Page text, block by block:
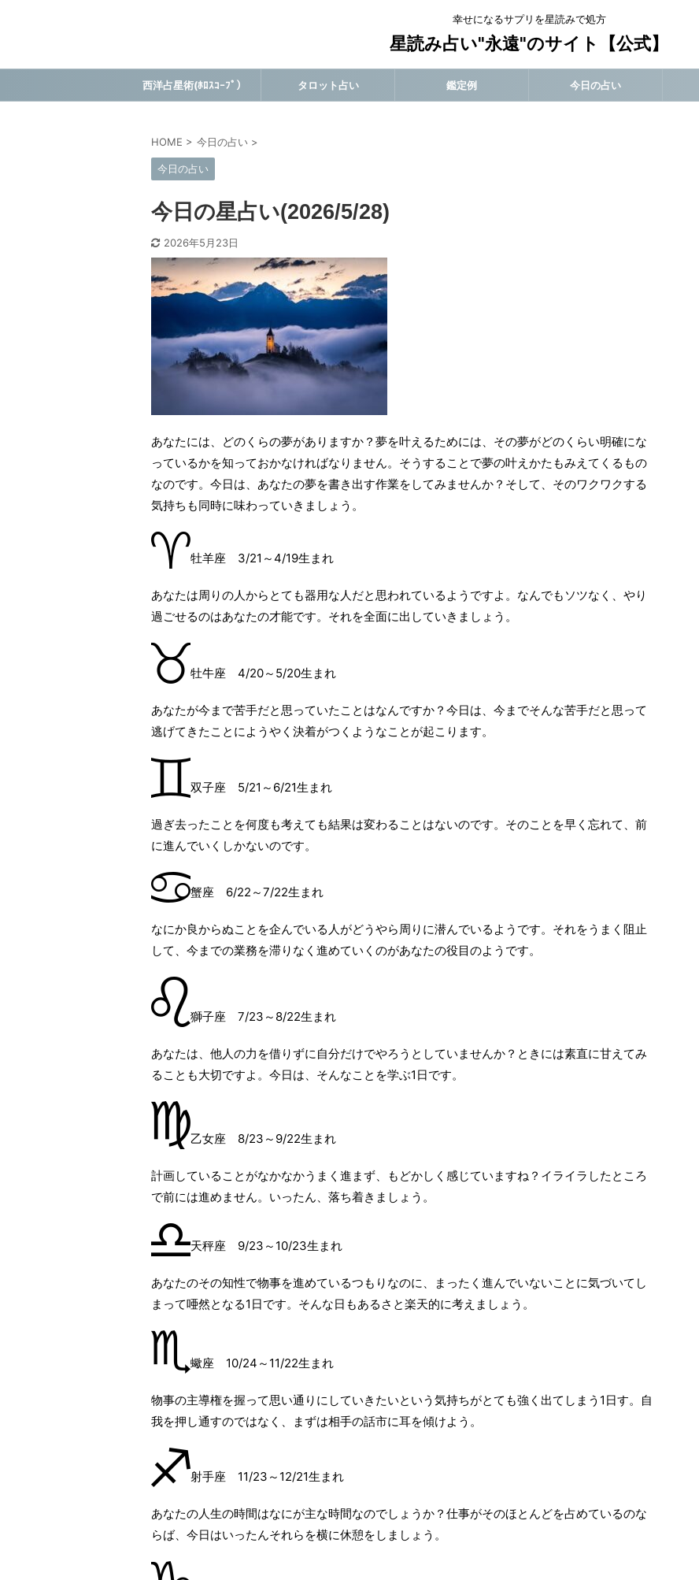
幸せになるサプリを星読みで処方
星読み占い"永遠"のサイト【公式】
西洋占星術(ﾎﾛｽｺｰﾌﾟ） タロット占い 鑑定例 今日の占い
HOME > 今日の占い >
今日の占い
今日の星占い(2026/5/28)
2026年5月23日
あなたには、どのくらの夢がありますか？夢を叶えるためには、その夢がどのくらい明確にな
っているかを知っておかなければなりません。そうすることで夢の叶えかたもみえてくるもの
なのです。今日は、あなたの夢を書き出す作業をしてみませんか？そして、そのワクワクする
気持ちも同時に味わっていきましょう。
牡羊座 3/21～4/19生まれ
あなたは周りの人からとても器用な人だと思われているようですよ。なんでもソツなく、やり
過ごせるのはあなたの才能です。それを全面に出していきましょう。
牡牛座 4/20～5/20生まれ
あなたが今まで苦手だと思っていたことはなんですか？今日は、今までそんな苦手だと思って
逃げてきたことにようやく決着がつくようなことが起こります。
双子座 5/21～6/21生まれ
過ぎ去ったことを何度も考えても結果は変わることはないのです。そのことを早く忘れて、前
に進んでいくしかないのです。
蟹座 6/22～7/22生まれ
なにか良からぬことを企んでいる人がどうやら周りに潜んでいるようです。それをうまく阻止
して、今までの業務を滞りなく進めていくのがあなたの役目のようです。
獅子座 7/23～8/22生まれ
あなたは、他人の力を借りずに自分だけでやろうとしていませんか？ときには素直に甘えてみ
ることも大切ですよ。今日は、そんなことを学ぶ1日です。
乙女座 8/23～9/22生まれ
計画していることがなかなかうまく進まず、もどかしく感じていますね？イライラしたところ
で前には進めません。いったん、落ち着きましょう。
天秤座 9/23～10/23生まれ
あなたのその知性で物事を進めているつもりなのに、まったく進んでいないことに気づいてし
まって唖然となる1日です。そんな日もあるさと楽天的に考えましょう。
蠍座 10/24～11/22生まれ
物事の主導権を握って思い通りにしていきたいという気持ちがとても強く出てしまう1日す。自
我を押し通すのではなく、まずは相手の話市に耳を傾けよう。
射手座 11/23～12/21生まれ
あなたの人生の時間はなにが主な時間なのでしょうか？仕事がそのほとんどを占めているのな
らば、今日はいったんそれらを横に休憩をしましょう。